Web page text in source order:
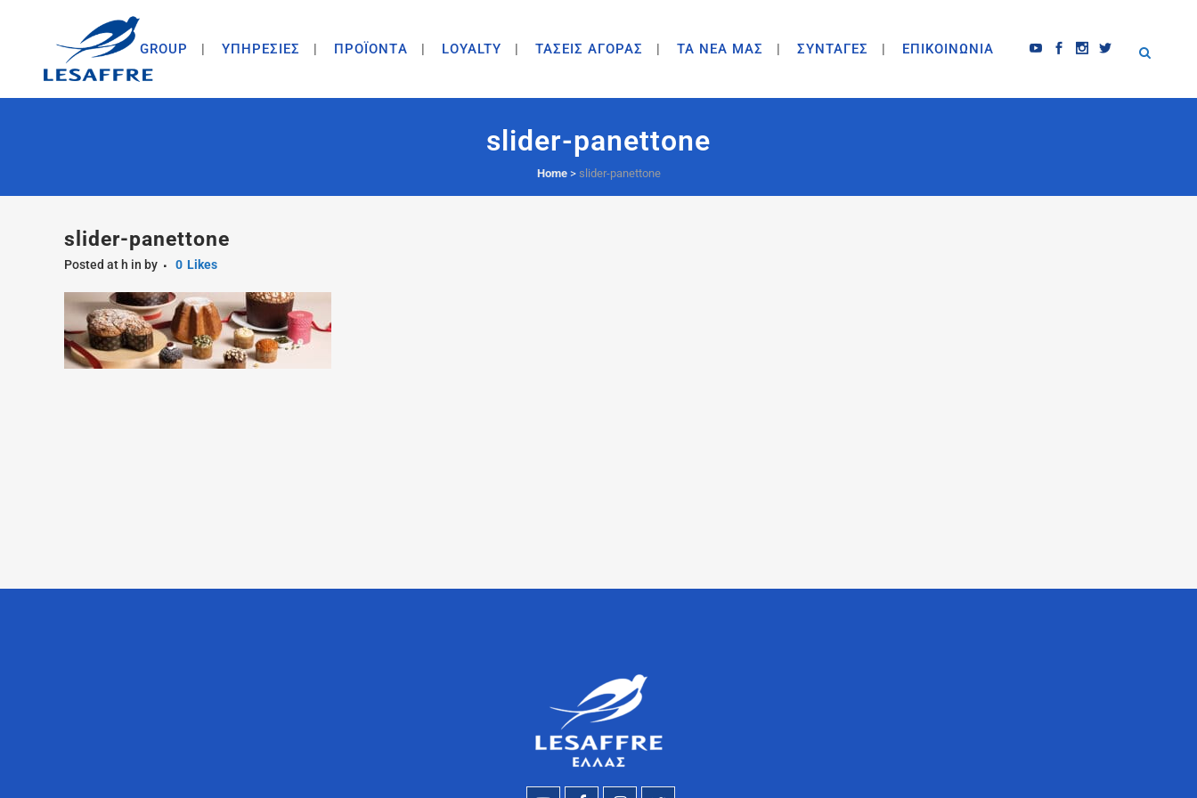
GROUP ΥΠΗΡΕΣΙΕΣ ΠΡΟΪΟΝΤA LOYALTY ΤΑΣΕΙΣ ΑΓΟΡΑΣ ΤΑ ΝΕΑ ΜΑΣ ΣΥΝΤΑΓΕΣ ΕΠΙΚΟΙΝΩΝΙΑ
slider-panettone
Home> slider-panettone
slider-panettone
Posted at h in by 0 Likes